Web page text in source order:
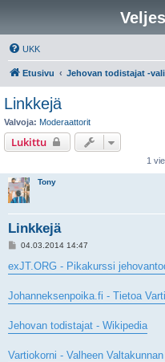
UKK
Etusivu Jehovan todistajat -
Linkkejä
Valvoja: Moderaattorit
Lukittu
1
Tony
Linkkejä
V
e
s
i
04.03.2014 14:47
exJT.ORG - Pikakurssi
Johanneksenpoika.fi - Tietoa
Jehovan todistajat - Wikipedia
Vartiokorni - Valheen